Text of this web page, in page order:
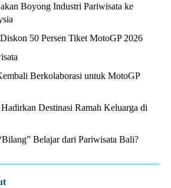
Boyong Industri Pariwisata ke
50 Persen Tiket MotoGP 2026
Berkolaborasi untuk MotoGP
Destinasi Ramah Keluarga di
Belajar dari Pariwisata Bali?